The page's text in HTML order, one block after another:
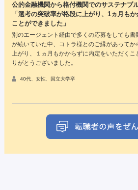
公的金融機関から格付機関でのサステナブ
「選考の突破率が格段に上がり、1ヵ月も
ことができました」
別のエージェント経由で多くの応募をしても書
が続いていた中、コトラ様とのご縁があってか
上がり、１ヵ月もかからずに内定をいただく
りがとうございました。
40代、女性、国立大学卒